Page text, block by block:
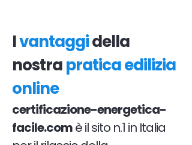
Ivantaggidella
nostrapratica edilizia
online
certificazione-energetica-
facile.comè il sito n.1 in Italia